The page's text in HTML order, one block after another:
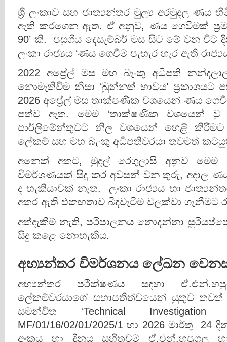
ශ්‍රී ලංකාව සහ ජාත්‍යන්තර මුල්‍ය අරමුදල
ඇති කරගෙන ඇත. ඒ අනුව, ණය ගෙවීමක්
90’ කි. පසුගිය දෙසැම්බර් මස සිට මේ වන විට
ලංකා රාජ්‍යය ‘ණය ගෙවීම පැහැර හැර ඇති
2022 අප්‍රේල් මස මහ බැංකු අධිපති
නොමැතිවීම නිසා ‘බුන්නත් භාවය’ ප්‍රකාශයට
2026 අප්‍රේල් මස තාක්ෂණික වශයෙන් ණය
පත්ව ඇත. මෙම ‘තාක්ෂණික වශයෙන් වු
පාර්ලිමේන්තුවට නිල වශයෙන් හෙළි කිරීමට
ලේකම් සහ මහ බැංකු අධිපතිවරයා තවමත්
අනෙක් අතට, මුදල් රෙගුලාසි අනුව
විමර්ශණයක් සිදු කර අවසන් වන තුරු, අදාල
ද හැකියාවක් නැත. ලංකා රාජ්‍යය හා
අතර ඇති එකඟතාව බිඳවැටීම වලක්වා ගැනීමට
අත්දැකීම් නැති, පරිපාලනය නොදන්නා
සිදු කළෙ නොහැකිය.
අභ්‍යන්තර විමර්ශනය ලේඛන
අභ්‍යන්තර පරීක්ෂණය සඳහා
ලේකම්වරයාගේ සභාපතීත්වයෙන් යුතුව
සමන්විත ‘Technical
MF/01/16/02/01/2025/1 හා 2026 මාර්තු
අංකය හා දිනය සහිතවම ඒ.එන්.හපුගල